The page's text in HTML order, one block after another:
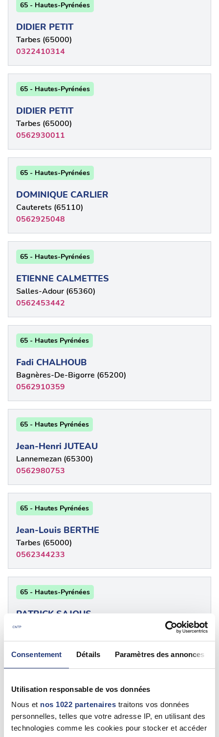
Consentement Détails Paramètres des annonces
Utilisation responsable de vos données
Nous et nos 1022 partenaires traitons vos données
personnelles, telles que votre adresse IP, en utilisant des
technologies comme les cookies pour stocker et accéder
65 - Hautes-Pyrénées
DIDIER PETIT
Tarbes (65000)
0322410314
65 - Hautes-Pyrénées
DIDIER PETIT
Tarbes (65000)
0562930011
65 - Hautes-Pyrénées
DOMINIQUE CARLIER
Cauterets (65110)
0562925048
65 - Hautes-Pyrénées
ETIENNE CALMETTES
Salles-Adour (65360)
0562453442
65 - Hautes Pyrénées
Fadi CHALHOUB
Bagnères-De-Bigorre (65200)
0562910359
65 - Hautes Pyrénées
Jean-Henri JUTEAU
Lannemezan (65300)
0562980753
65 - Hautes Pyrénées
Jean-Louis BERTHE
Tarbes (65000)
0562344233
65 - Hautes-Pyrénées
PATRICK SAJOUS
Tarbes (65000)
0562344233
Bagnères-De-Bigorre (65200)
05 62 91 41 95